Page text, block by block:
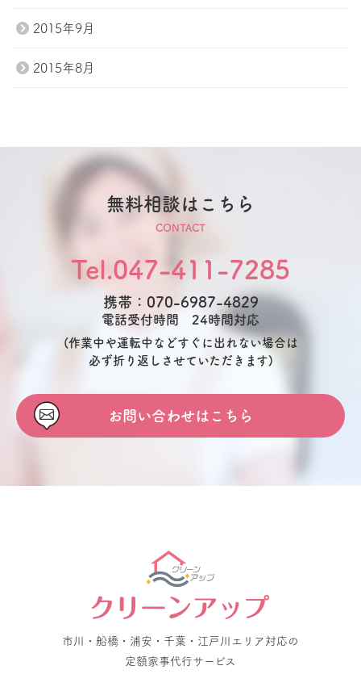
2015年9月
2015年8月
無料相談はこちら
CONTACT
Tel.047-411-7285
携帯：070-6987-4829
電話受付時間 24時間対応
(作業中や運転中などすぐに出れない場合は
必ず折り返しさせていただきます)
お問い合わせはこちら
市川・船橋・浦安・千葉・江戸川エリア対応の
定額家事代行サービス